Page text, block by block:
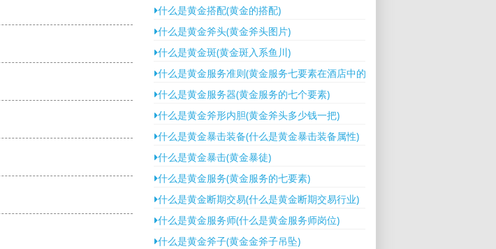
什么是黄金搭配(黄金的搭配)
什么是黄金斧头(黄金斧头图片)
什么是黄金斑(黄金斑入系鱼川)
什么是黄金服务准则(黄金服务七要素在酒店中的应用)
什么是黄金服务器(黄金服务的七个要素)
什么是黄金斧形内胆(黄金斧头多少钱一把)
什么是黄金暴击装备(什么是黄金暴击装备属性)
什么是黄金暴击(黄金暴徒)
什么是黄金服务(黄金服务的七要素)
什么是黄金断期交易(什么是黄金断期交易行业)
什么是黄金服务师(什么是黄金服务师岗位)
什么是黄金斧子(黄金金斧子吊坠)